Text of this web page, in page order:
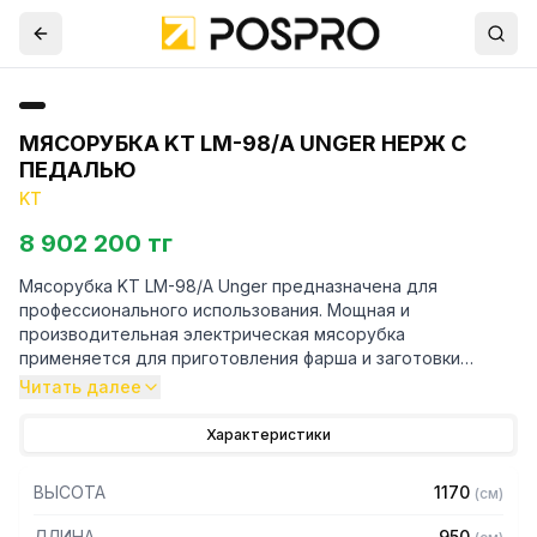
МЯСОРУБКА KT LM-98/A UNGER НЕРЖ С
ПЕДАЛЬЮ
KT
8 902 200 тг
Мясорубка KT LM-98/A Unger предназначена для
профессионального использования. Мощная и
производительная электрическая мясорубка
применяется для приготовления фарша и заготовки
полуфабрикатов в мясных, рыбных цехах. Совмещает в
использованию высококачественных комплектующих
обслуживания. Каждая деталь тщательно продумана.
Читать далее
Характеристики
ВЫСОТА 1170 (см)